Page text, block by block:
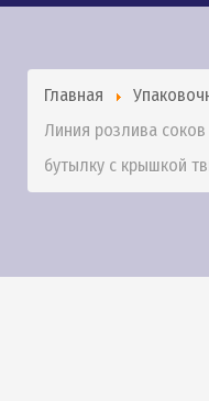
Главная
Линия розлива
бутылку с крышкой